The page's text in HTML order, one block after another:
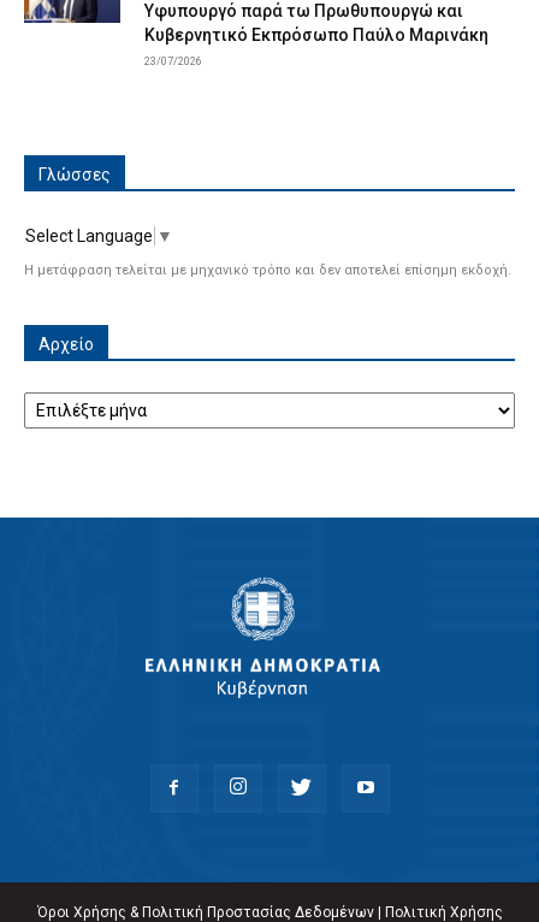
Υφυπουργό παρά τω Πρωθυπουργώ και
Κυβερνητικό Εκπρόσωπο Παύλο Μαρινάκη
23/07/2026
Γλώσσες
Select Language ▼
Η μετάφραση τελείται με μηχανικό τρόπο και δεν αποτελεί επίσημη εκδοχή.
Αρχείο
Αρχείο
Όροι Χρήσης & Πολιτική Προστασίας Δεδομένων| Πολιτική Χρήσης